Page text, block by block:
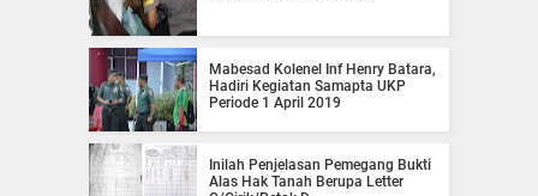
Mabesad Kolenel Inf Henry Batara,
Hadiri Kegiatan Samapta UKP
Periode 1 April 2019
Inilah Penjelasan Pemegang Bukti
Alas Hak Tanah Berupa Letter